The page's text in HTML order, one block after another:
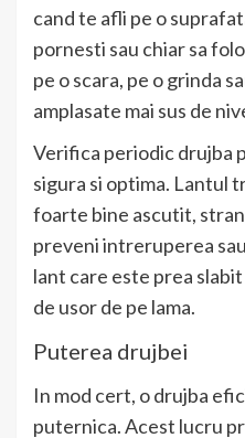
cand te afli pe o
pornesti sau chiar sa
pe o scara, pe o grinda
amplasate mai sus de
Verifica periodic drujba
sigura si optima. Lantul
foarte bine ascutit,
preveni intreruperea
lant care este prea
de usor de pe lama.
Puterea drujbei
In mod cert, o drujba
puternica. Acest lucru